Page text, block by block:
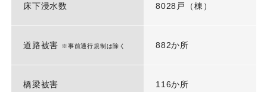
床下浸水数 8028戸（棟）
道路被害 ※事前通行規制は除く 882か所
橋梁被害 116か所